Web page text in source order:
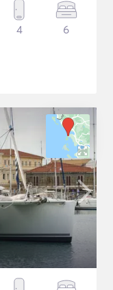
4 6